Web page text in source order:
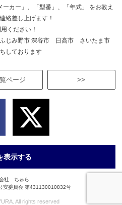
ーカー」、「型番」、「年式」 をお教え
絡差し上げます！
ください！
み野市 深谷市 日高市 さいたま市
しております
>>
ページ
表示する
社 ちゅら
安委員会 第431130010832号
All rights reserved